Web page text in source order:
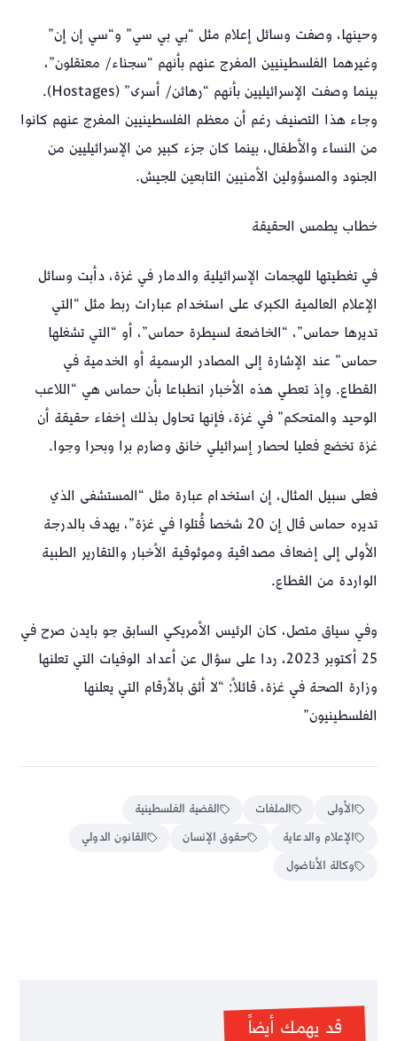
وحينها، وصفت وسائل إعلام مثل “بي بي سي” و“سي إن إن”
وغيرهما الفلسطينيين المفرج عنهم بأنهم “سجناء/ معتقلون”،
بينما وصفت الإسرائيليين بأنهم “رهائن/ أسرى” (Hostages).
وجاء هذا التصنيف رغم أن معظم الفلسطينيين المفرج عنهم كانوا
من النساء والأطفال، بينما كان جزء كبير من الإسرائيليين من
الجنود والمسؤولين الأمنيين التابعين للجيش.
خطاب يطمس الحقيقة
في تغطيتها للهجمات الإسرائيلية والدمار في غزة، دأبت وسائل
الإعلام العالمية الكبرى على استخدام عبارات ربط مثل “التي
تديرها حماس”، “الخاضعة لسيطرة حماس”، أو “التي تشغلها
حماس” عند الإشارة إلى المصادر الرسمية أو الخدمية في
القطاع. وإذ تعطي هذه الأخبار انطباعا بأن حماس هي “اللاعب
الوحيد والمتحكم” في غزة، فإنها تحاول بذلك إخفاء حقيقة أن
غزة تخضع فعليا لحصار إسرائيلي خانق وصارم برا وبحرا وجوا.
فعلى سبيل المثال، إن استخدام عبارة مثل “المستشفى الذي
تديره حماس قال إن 20 شخصا قُتلوا في غزة”، يهدف بالدرجة
الأولى إلى إضعاف مصداقية وموثوقية الأخبار والتقارير الطبية
الواردة من القطاع.
وفي سياق متصل، كان الرئيس الأمريكي السابق جو بايدن صرح في
25 أكتوبر 2023، ردا على سؤال عن أعداد الوفيات التي تعلنها
وزارة الصحة في غزة، قائلاً: “لا أثق بالأرقام التي يعلنها
الفلسطينيون”
الأولى الملفات
القضية الفلسطينية
الإعلام والدعاية
حقوق الإنسان
القانون الدولي
وكالة الأناضول
قد يهمك أيضاً